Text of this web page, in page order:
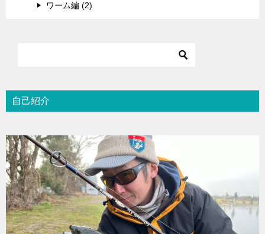
ワーム編 (2)
自己紹介